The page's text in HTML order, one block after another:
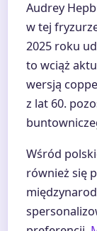
Audrey
w tej
2025 roku
to wciąż
wersją
z lat 60.
Wśród
również się